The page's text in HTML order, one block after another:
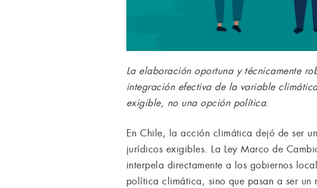
La elaboración oportuna y técnicamente
integración efectiva de la variable
exigible, no una opción política.
En Chile, la acción climática dejó de ser
jurídicos exigibles. La Ley Marco de
interpela directamente a los gobiernos
política climática, sino que pasan a ser